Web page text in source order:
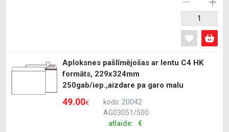
Aploksnes pašlīmējošas ar lentu C4 HK
formāts, 229x324mm
250gab/iep.,aizdare pa garo malu
49.00€
kods: 20042
AG03051/500
atlaide: €